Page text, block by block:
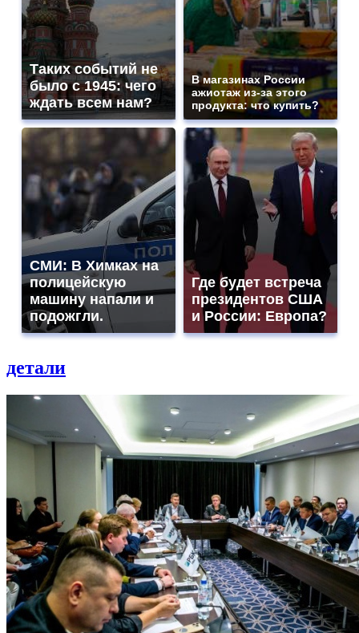
Таких событий не
было с 1945: чего
ждать всем нам?
В магазинах России
ажиотаж из-за этого
продукта: что купить?
СМИ: В Химках на
полицейскую
машину напали и
подожгли.
Где будет встреча
президентов США
и России: Европа?
детали